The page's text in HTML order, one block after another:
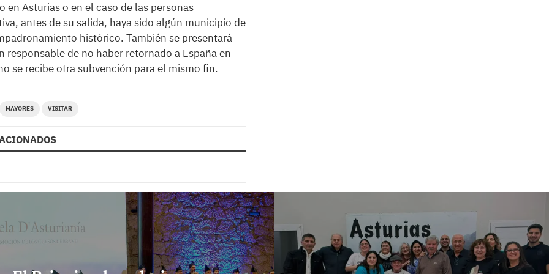
en Asturias o en el caso de las personas
antes de su salida, haya sido algún municipio de
histórico. También se presentará
de no haber retornado a España en
se recibe otra subvención para el mismo fin.
MAYORES VISITAR